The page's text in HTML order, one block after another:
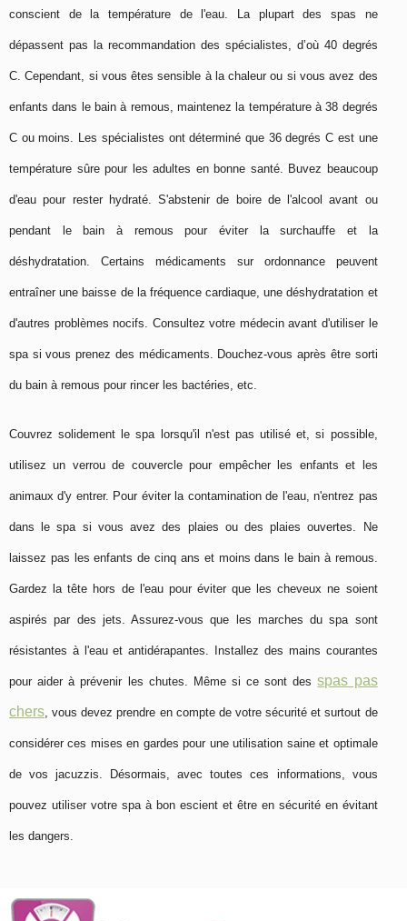
conscient de la température de l'eau. La plupart des spas ne
dépassent pas la recommandation des spécialistes, d’où 40 degrés
C. Cependant, si vous êtes sensible à la chaleur ou si vous avez des
enfants dans le bain à remous, maintenez la température à 38 degrés
C ou moins. Les spécialistes ont déterminé que 36 degrés C est une
température sûre pour les adultes en bonne santé. Buvez beaucoup
d'eau pour rester hydraté. S'abstenir de boire de l'alcool avant ou
pendant le bain à remous pour éviter la surchauffe et la
déshydratation. Certains médicaments sur ordonnance peuvent
entraîner une baisse de la fréquence cardiaque, une déshydratation et
d'autres problèmes nocifs. Consultez votre médecin avant d'utiliser le
spa si vous prenez des médicaments. Douchez-vous après être sorti
du bain à remous pour rincer les bactéries, etc.
Couvrez solidement le spa lorsqu'il n'est pas utilisé et, si possible,
utilisez un verrou de couvercle pour empêcher les enfants et les
animaux d'y entrer. Pour éviter la contamination de l'eau, n'entrez pas
dans le spa si vous avez des plaies ou des plaies ouvertes. Ne
laissez pas les enfants de cinq ans et moins dans le bain à remous.
Gardez la tête hors de l'eau pour éviter que les cheveux ne soient
aspirés par des jets. Assurez-vous que les marches du spa sont
résistantes à l'eau et antidérapantes. Installez des mains courantes
pour aider à prévenir les chutes. Même si ce sont desspas pas
chers , vous devez prendre en compte de votre sécurité et surtout de
considérer ces mises en gardes pour une utilisation saine et optimale
de vos jacuzzis. Désormais, avec toutes ces informations, vous
pouvez utiliser votre spa à bon escient et être en sécurité en évitant
les dangers.